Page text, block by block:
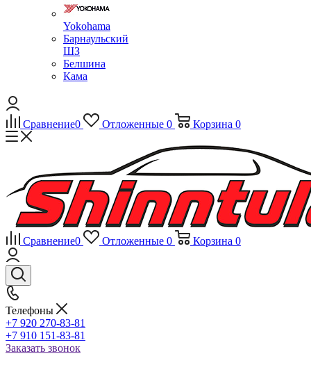
Yokohama
Барнаульский
ШЗ
Белшина
Кама
Сравнение0 Отложенные 0 Корзина 0
Сравнение0 Отложенные 0 Корзина 0
Телефоны
+7 920 270-83-81
+7 910 151-83-81
Заказать звонок